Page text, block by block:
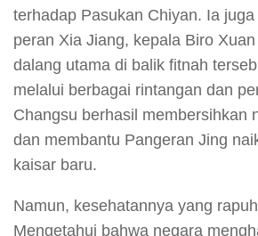
terhadap Pasukan Chiyan. Ia
peran Xia Jiang, kepala Biro
dalang utama di balik fitnah
melalui berbagai rintangan dan
Changsu berhasil membersihkan
dan membantu Pangeran Jing
kaisar baru.
Namun, kesehatannya yang
Mengetahui bahwa negara